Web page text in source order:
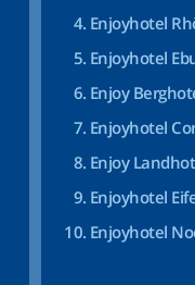
Enjoyhotel
Enjoyhotel
Enjoy
Enjoyhotel
Enjoy
Enjoyhotel
Enjoyhotel